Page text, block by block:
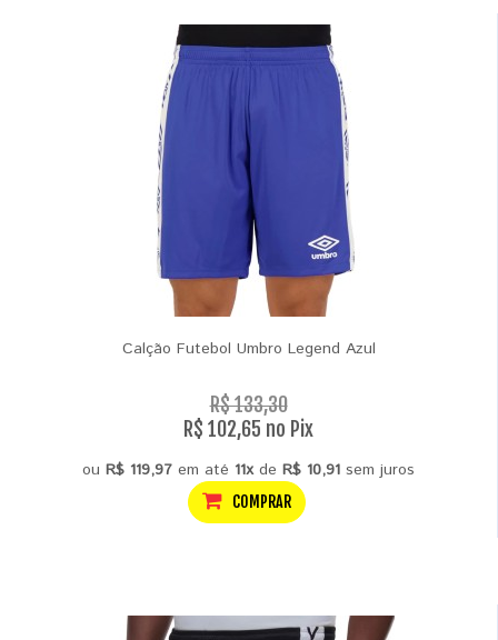
Calção Futebol Umbro Legend Azul
R$ 133,30
R$ 102,65 no Pix
ou R$ 119,97 em até 11xde R$ 10,91 sem juros
COMPRAR